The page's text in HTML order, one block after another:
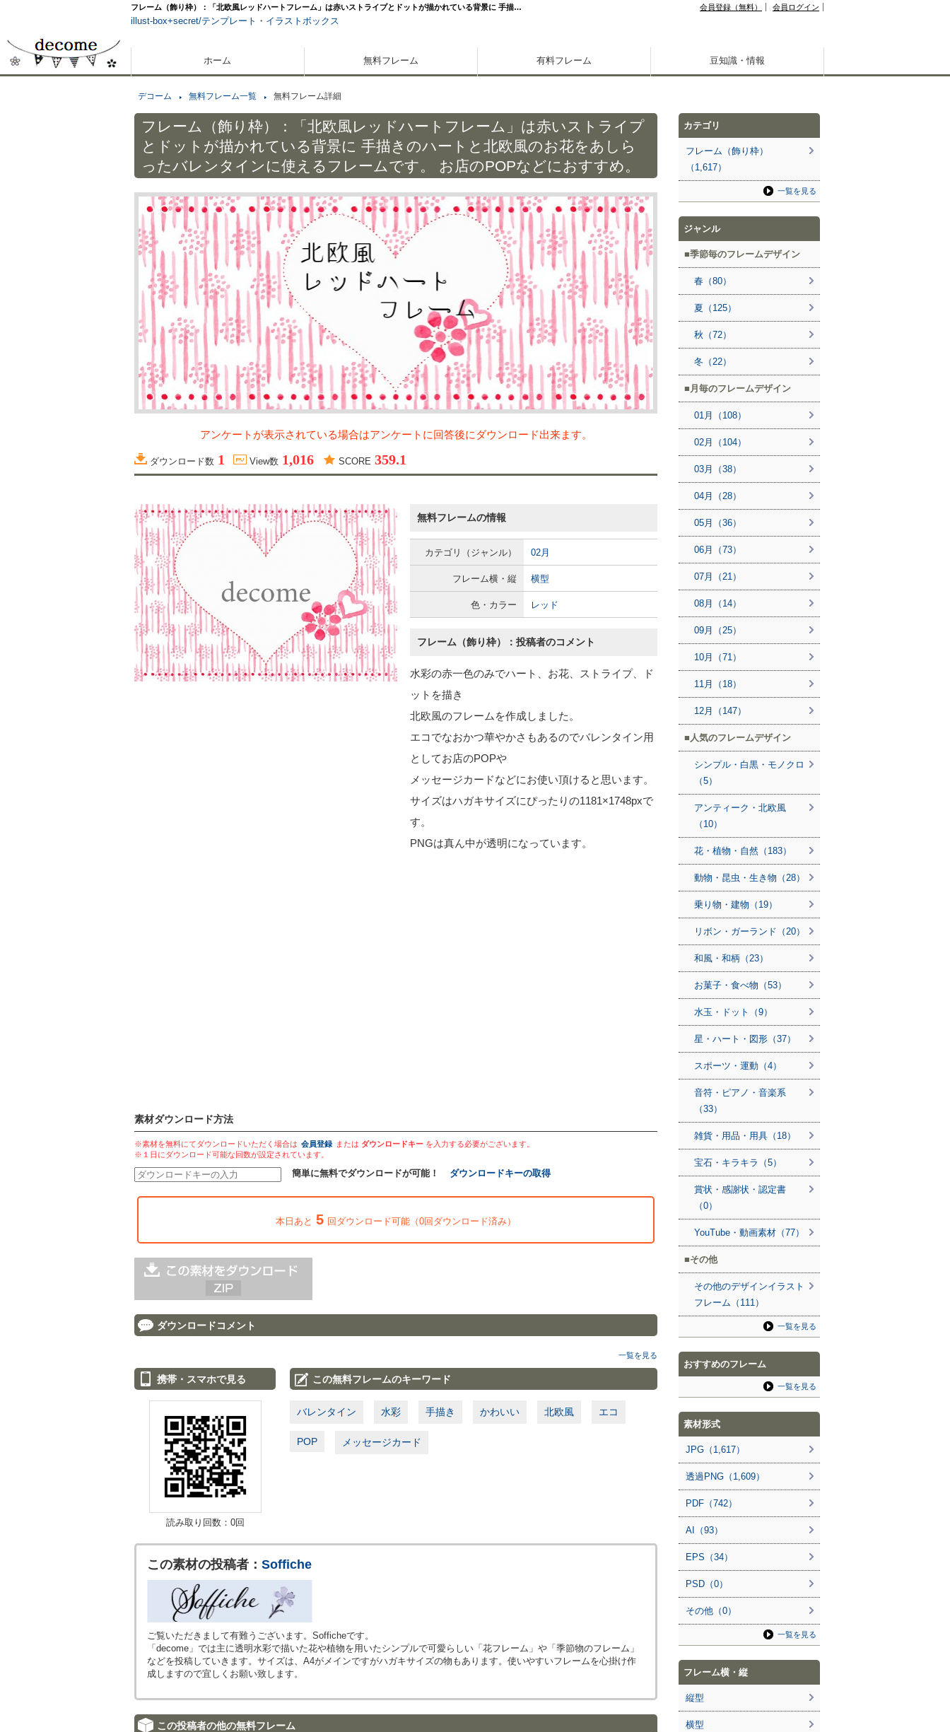
フレーム（飾り枠）：「北欧風レッドハートフレーム」は赤いストライプとドットが描かれている背景に 手描… 会員登録（無料） 会員ログイン
illust-box+secret/テンプレート ・ イラストボックス
ホーム 無料フレーム 有料フレーム 豆知識・情報
デコーム 無料フレーム一覧 無料フレーム詳細
フレーム（飾り枠）：「北欧風レッドハートフレーム」は赤いストライプ
とドットが描かれている背景に 手描きのハートと北欧風のお花をあしら
ったバレンタインに使えるフレームです。 お店のPOPなどにおすすめ。
アンケートが表示されている場合はアンケートに回答後にダウンロード出来ます。
ダウンロード数 1 View数 1,016 SCORE 359.1
無料フレームの情報
カテゴリ（ジャンル） 02月
フレーム横・縦 横型
色・カラー レッド
フレーム（飾り枠）：投稿者のコメント
水彩の赤一色のみでハート、お花、ストライプ、ド
ットを描き
北欧風のフレームを作成しました。
エコでなおかつ華やかさもあるのでバレンタイン用
としてお店のPOPや
メッセージカードなどにお使い頂けると思います。
サイズはハガキサイズにぴったりの1181×1748pxで
す。
PNGは真ん中が透明になっています。
素材ダウンロード方法
※素材を無料にてダウンロードいただく場合は 会員登録 または ダウンロードキー を入力する必要がございます。
※１日にダウンロード可能な回数が設定されています。
簡単に無料でダウンロードが可能！ ダウンロードキーの取得
本日あと 5 回ダウンロード可能（0回ダウンロード済み）
ダウンロードコメント
一覧を見る
携帯・スマホで見る
読み取り回数：0回
この無料フレームのキーワード
バレンタイン 水彩 手描き かわいい 北欧風 エコ
POP メッセージカード
この素材の投稿者： Soffiche
ご覧いただきまして有難うございます。Sofficheです。
「decome」では主に透明水彩で描いた花や植物を用いたシンプルで可愛らしい「花フレーム」や「季節物のフレーム」
などを投稿していきます。サイズは、A4がメインですがハガキサイズの物もあります。使いやすいフレームを心掛け作
成しますので宜しくお願い致します。
この投稿者の他の無料フレーム
カテゴリ
フレーム（飾り枠）
（1,617）
一覧を見る
ジャンル
季節毎のフレームデザイン
春（80）
夏（125）
秋（72）
冬（22）
月毎のフレームデザイン
01月（108）
02月（104）
03月（38）
04月（28）
05月（36）
06月（73）
07月（21）
08月（14）
09月（25）
10月（71）
11月（18）
12月（147）
人気のフレームデザイン
シンプル・白黒・モノクロ
（5）
アンティーク・北欧風
（10）
花・植物・自然（183）
動物・昆虫・生き物（28）
乗り物・建物（19）
リボン・ガーランド（20）
和風・和柄（23）
お菓子・食べ物（53）
水玉・ドット（9）
星・ハート・図形（37）
スポーツ・運動（4）
音符・ピアノ・音楽系
（33）
雑貨・用品・用具（18）
宝石・キラキラ（5）
賞状・感謝状・認定書
（0）
YouTube・動画素材（77）
その他
その他のデザインイラスト
フレーム（111）
一覧を見る
おすすめのフレーム
一覧を見る
素材形式
JPG（1,617）
透過PNG（1,609）
PDF（742）
AI（93）
EPS（34）
PSD（0）
その他（0）
一覧を見る
フレーム横・縦
縦型
横型